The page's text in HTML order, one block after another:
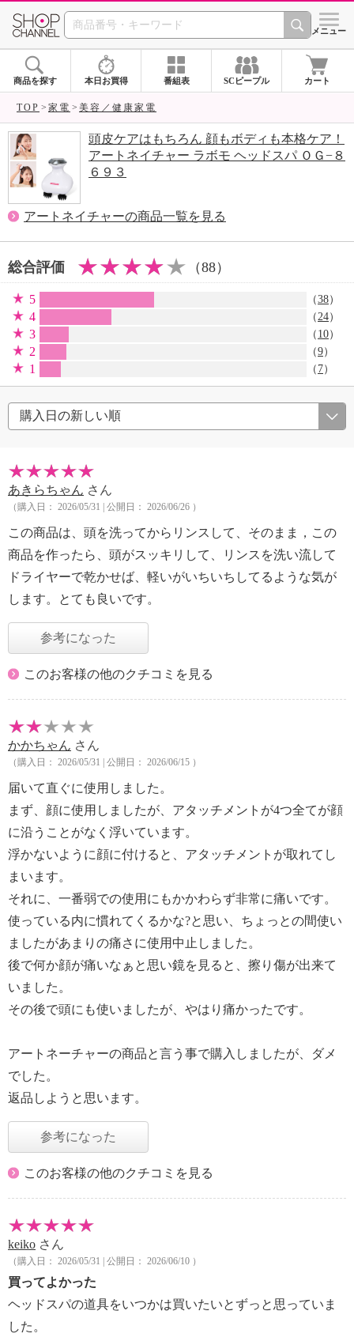
SHOP CHANNEL シメニュー
商品を探す 本日お買得 番組表 SCピープル カート
TOP 家電 美容／健康家電
頭皮ケアはもちろん 顔もボディも本格ケア！
アートネイチャー ラボモ ヘッドスパ ＯＧ−８
６９３
アートネイチャーの商品一覧を見る
総合評価 （88）
5 （38）
4 （24）
3 （ 10）
2 （9）
1 （ 7）
あきらちゃん さん
（購入日： 2026/05/31 | 公開日： 2026/06/26 ）
この商品は、頭を洗ってからリンスして、そのまま，この
商品を作ったら、頭がスッキリして、リンスを洗い流して
ドライヤーで乾かせば、軽いがいちいちしてるような気が
します。とても良いです。
参考になった
このお客様の他のクチコミを見る
かかちゃん さん
（購入日： 2026/05/31 | 公開日： 2026/06/15 ）
届いて直ぐに使用しました。
まず、顔に使用しましたが、アタッチメントが4つ全てが顔
に沿うことがなく浮いています。
浮かないように顔に付けると、アタッチメントが取れてし
まいます。
それに、一番弱での使用にもかかわらず非常に痛いです。
使っている内に慣れてくるかな?と思い、ちょっとの間使い
ましたがあまりの痛さに使用中止しました。
後で何か顔が痛いなぁと思い鏡を見ると、擦り傷が出来て
いました。
その後で頭にも使いましたが、やはり痛かったです。
アートネーチャーの商品と言う事で購入しましたが、ダメ
でした。
返品しようと思います。
参考になった
このお客様の他のクチコミを見る
keiko さん
（購入日： 2026/05/31 | 公開日： 2026/06/10 ）
買ってよかった
ヘッドスパの道具をいつかは買いたいとずっと思っていま
した。